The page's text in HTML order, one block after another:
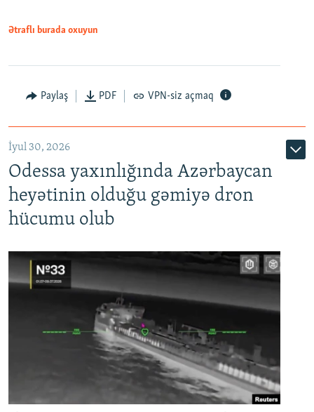
Ətraflı burada oxuyun
Paylaş PDF VPN-siz açmaq
İyul 30, 2026
Odessa yaxınlığında Azərbaycan
heyətinin olduğu gəmiyə dron
hücumu olub